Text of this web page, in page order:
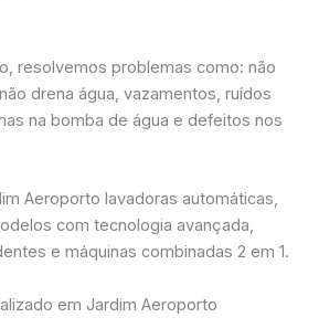
resolvemos problemas como: não
drena água, vazamentos, ruídos
na bomba de água e defeitos nos
Aeroporto lavadoras automáticas,
com tecnologia avançada,
e máquinas combinadas 2 em 1.
em Jardim Aeroporto